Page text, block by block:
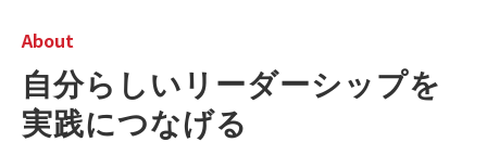
About
自分らしいリーダーシップを
実践につなげる